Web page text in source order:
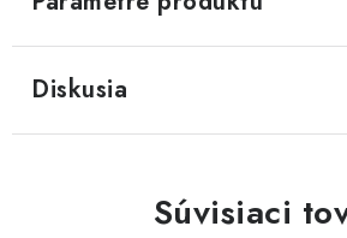
Diskusia
Súvisiaci